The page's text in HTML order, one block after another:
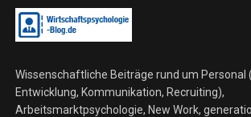
Wissenschaftliche Beiträge rund um Personal
Entwicklung, Kommunikation, Recruiting),
Arbeitsmarktpsychologie, New Work,